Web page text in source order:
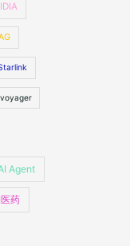
voyager
Agent
药